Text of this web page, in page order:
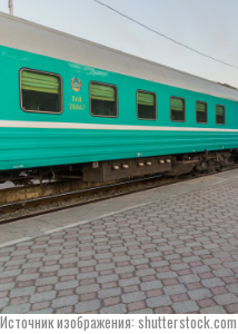
Источник изображения: shutterstock.com